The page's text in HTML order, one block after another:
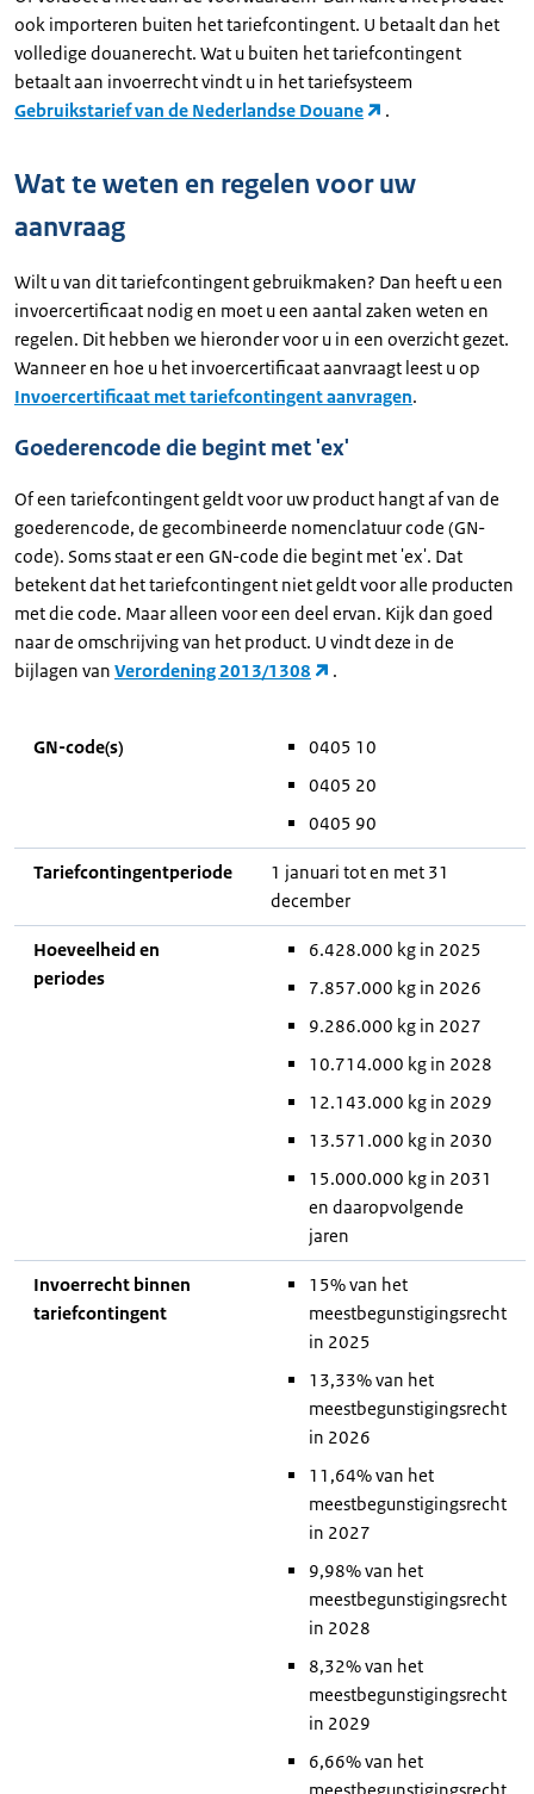
ook importeren buiten het tariefcontingent. U betaalt dan het
volledige douanerecht. Wat u buiten het tariefcontingent
betaalt aan invoerrecht vindt u in het tariefsysteem
Gebruikstarief van de Nederlandse Douane
.
Wat te weten en regelen voor uw
aanvraag
Wilt u van dit tariefcontingent gebruikmaken? Dan heeft u een
invoercertificaat nodig en moet u een aantal zaken weten en
regelen. Dit hebben we hieronder voor u in een overzicht gezet.
Wanneer en hoe u het invoercertificaat aanvraagt leest u op
Invoercertificaat met tariefcontingent aanvragen.
Goederencode die begint met 'ex'
Of een tariefcontingent geldt voor uw product hangt af van de
goederencode, de gecombineerde nomenclatuur code (GN-
code). Soms staat er een GN-code die begint met 'ex'. Dat
betekent dat het tariefcontingent niet geldt voor alle producten
met die code. Maar alleen voor een deel ervan. Kijk dan goed
naar de omschrijving van het product. U vindt deze in de
bijlagen van Verordening 2013/1308 .
GN-code(s)
0405 10
0405 20
0405 90
Tariefcontingentperiode
1 januari tot en met 31
december
Hoeveelheid en
periodes
6.428.000 kg in 2025
7.857.000 kg in 2026
9.286.000 kg in 2027
10.714.000 kg in 2028
12.143.000 kg in 2029
13.571.000 kg in 2030
15.000.000 kg in 2031
en daaropvolgende
jaren
Invoerrecht binnen
tariefcontingent
15% van het
meestbegunstigingsrecht
in 2025
13,33% van het
meestbegunstigingsrecht
in 2026
11,64% van het
meestbegunstigingsrecht
in 2027
9,98% van het
meestbegunstigingsrecht
in 2028
8,32% van het
meestbegunstigingsrecht
in 2029
6,66% van het